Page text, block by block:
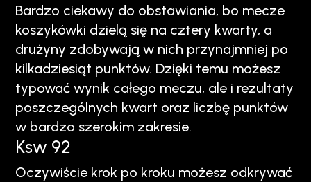
Bardzo ciekawy do obstawiania, bo mecze
koszykówki dzielą się na cztery kwarty, a
drużyny zdobywają w nich przynajmniej po
kilkadziesiąt punktów. Dzięki temu możesz
typować wynik całego meczu, ale i rezultaty
poszczególnych kwart oraz liczbę punktów
w bardzo szerokim zakresie.
Ksw 92
Oczywiście krok po kroku możesz odkrywać